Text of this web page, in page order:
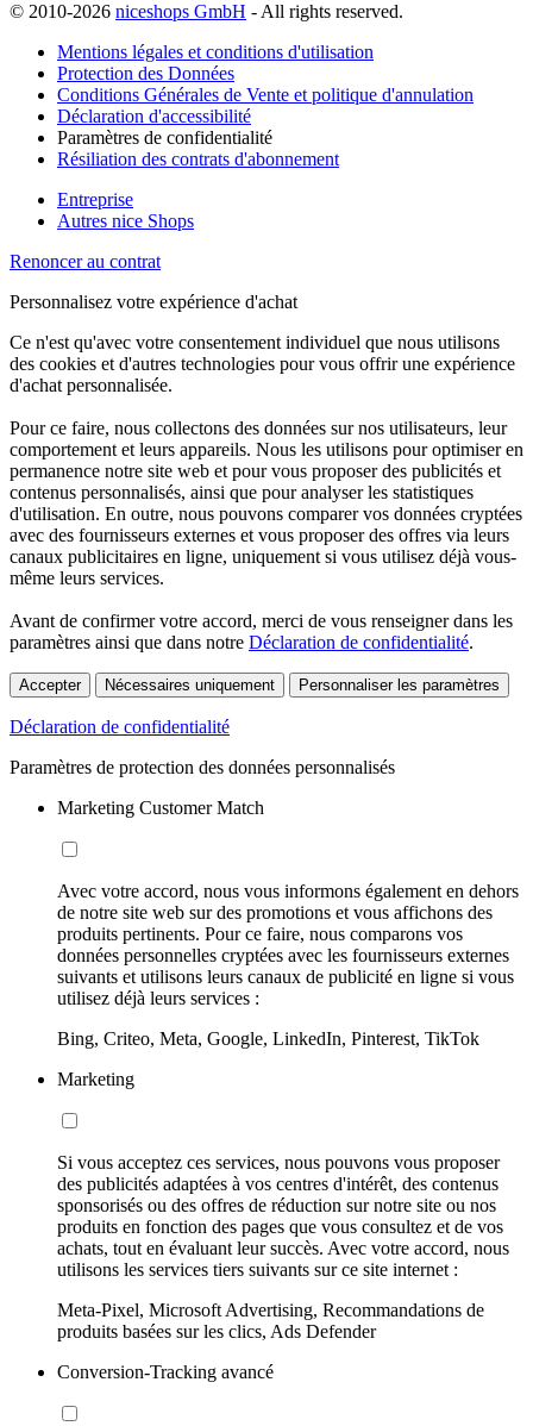
© 2010-2026 niceshops GmbH - All rights reserved.
Mentions légales et conditions d'utilisation
Protection des Données
Conditions Générales de Vente et politique d'annulation
Déclaration d'accessibilité
Paramètres de confidentialité
Résiliation des contrats d'abonnement
Entreprise
Autres nice Shops
Renoncer au contrat
Personnalisez votre expérience d'achat
Ce n'est qu'avec votre consentement individuel que nous utilisons
des cookies et d'autres technologies pour vous offrir une expérience
d'achat personnalisée.
Pour ce faire, nous collectons des données sur nos utilisateurs, leur
comportement et leurs appareils. Nous les utilisons pour optimiser en
permanence notre site web et pour vous proposer des publicités et
contenus personnalisés, ainsi que pour analyser les statistiques
d'utilisation. En outre, nous pouvons comparer vos données cryptées
avec des fournisseurs externes et vous proposer des offres via leurs
canaux publicitaires en ligne, uniquement si vous utilisez déjà vous-
même leurs services.
Avant de confirmer votre accord, merci de vous renseigner dans les
paramètres ainsi que dans notre Déclaration de confidentialité.
Accepter Nécessaires uniquement Personnaliser les paramètres
Déclaration de confidentialité
Paramètres de protection des données personnalisés
Marketing Customer Match
Avec votre accord, nous vous informons également en dehors
de notre site web sur des promotions et vous affichons des
produits pertinents. Pour ce faire, nous comparons vos
données personnelles cryptées avec les fournisseurs externes
suivants et utilisons leurs canaux de publicité en ligne si vous
utilisez déjà leurs services :
Bing, Criteo, Meta, Google, LinkedIn, Pinterest, TikTok
Marketing
Si vous acceptez ces services, nous pouvons vous proposer
des publicités adaptées à vos centres d'intérêt, des contenus
sponsorisés ou des offres de réduction sur notre site ou nos
produits en fonction des pages que vous consultez et de vos
achats, tout en évaluant leur succès. Avec votre accord, nous
utilisons les services tiers suivants sur ce site internet :
Meta-Pixel, Microsoft Advertising, Recommandations de
produits basées sur les clics, Ads Defender
Conversion-Tracking avancé